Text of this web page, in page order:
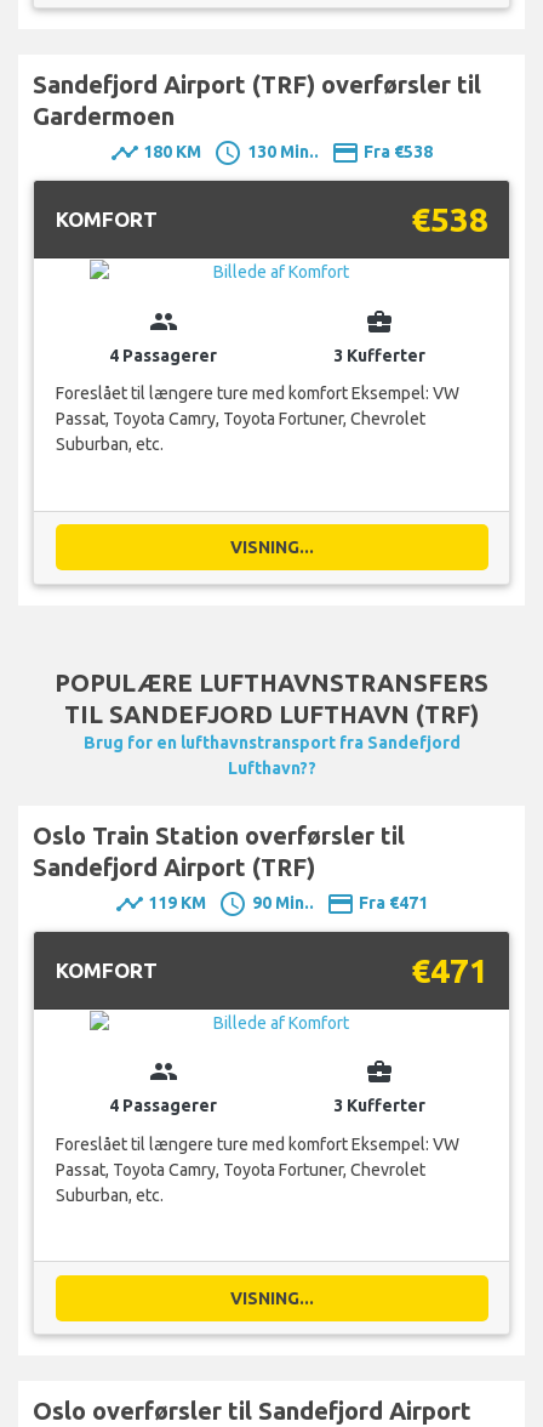
Sandefjord Airport (TRF) overførsler til
Gardermoen
timeline 180 KM schedule 130 Min.. payment Fra €538
KOMFORT €538
group
4 Passagerer
business_center
3 Kufferter
Foreslået til længere ture med komfort Eksempel: VW
Passat, Toyota Camry, Toyota Fortuner, Chevrolet
Suburban, etc.
VISNING...
POPULÆRE LUFTHAVNSTRANSFERS
TIL SANDEFJORD LUFTHAVN (TRF)
Brug for en lufthavnstransport fra Sandefjord
Lufthavn??
Oslo Train Station overførsler til
Sandefjord Airport (TRF)
timeline 119 KM schedule 90 Min.. payment Fra €471
KOMFORT €471
group
4 Passagerer
business_center
3 Kufferter
Foreslået til længere ture med komfort Eksempel: VW
Passat, Toyota Camry, Toyota Fortuner, Chevrolet
Suburban, etc.
VISNING...
Oslo overførsler til Sandefjord Airport